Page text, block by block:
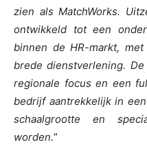
zien als MatchWorks.
ontwikkeld tot een
binnen de HR-markt,
brede dienstverlening.
regionale focus en een
bedrijf aantrekkelijk in
schaalgrootte en
worden.”